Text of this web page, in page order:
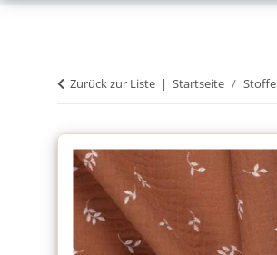
Zurück zur Liste Startseite Stoffe